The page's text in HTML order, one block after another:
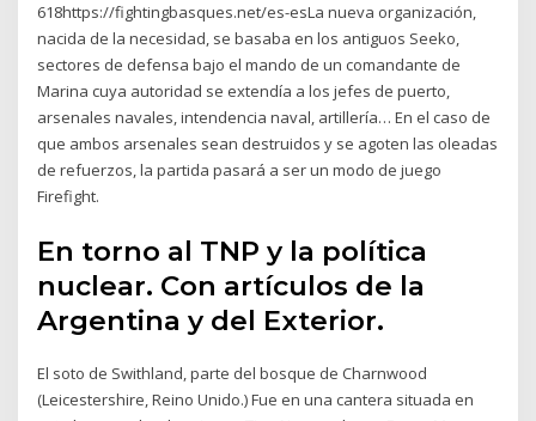
618https://fightingbasques.net/es-esLa nueva organización,
nacida de la necesidad, se basaba en los antiguos Seeko,
sectores de defensa bajo el mando de un comandante de
Marina cuya autoridad se extendía a los jefes de puerto,
arsenales navales, intendencia naval, artillería… En el caso de
que ambos arsenales sean destruidos y se agoten las oleadas
de refuerzos, la partida pasará a ser un modo de juego
Firefight.
En torno al TNP y la política
nuclear. Con artículos de la
Argentina y del Exterior.
El soto de Swithland, parte del bosque de Charnwood
(Leicestershire, Reino Unido.) Fue en una cantera situada en